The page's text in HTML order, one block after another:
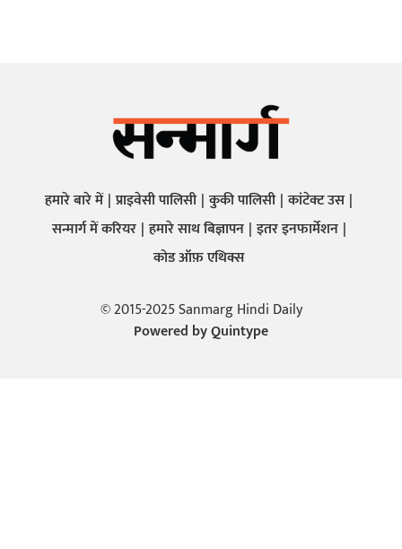
हमारे बारे में प्राइवेसी पालिसी कुकी पालिसी कांटेक्ट उस
सन्मार्ग में करियर हमारे साथ बिज्ञापन इतर इनफार्मेशन
कोड ऑफ़ एथिक्स
© 2015-2025 Sanmarg Hindi Daily
Powered byQuintype